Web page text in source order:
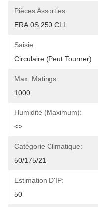
Pièces Assorties:
ERA.0S.250.CLL
Saisie:
Circulaire (peut Tourner)
Max. Matings:
1000
Humidité (maximum):
<>
Catégorie Climatique:
50/175/21
Estimation D'IP:
50